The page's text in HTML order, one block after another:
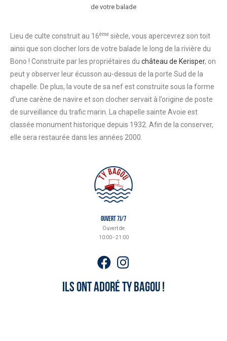
de votre balade
Lieu de culte construit au 16ème siècle, vous apercevrez son toit
ainsi que son clocher lors de votre balade le long de la rivière du
Bono ! Construite par les propriétaires du château de Kerisper, on
peut y observer leur écusson au-dessus de la porte Sud de la
chapelle. De plus, la voute de sa nef est construite sous la forme
d’une carène de navire et son clocher servait à l’origine de poste
de surveillance du trafic marin. La chapelle sainte Avoie est
classée monument historique depuis 1932. Afin de la conserver,
elle sera restaurée dans les années 2000.
ouvert 7j/7
Ouvert de
10:00 - 21:00
Ils ont adoré ty bagou !